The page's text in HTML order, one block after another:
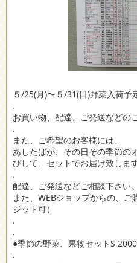
５/25(月)〜５/31(日)野菜入荷予
.
お買い物、配達、ご発送などの
.
また、ご希望のお客様には、
あしたばが、その日その季節の
びして、セットでお届け致します
.
配達、ご発送などご相談下さい。
また、WEBショップからの、
ジット可）
.
.
●季節の野菜、果物セットS 2000
.